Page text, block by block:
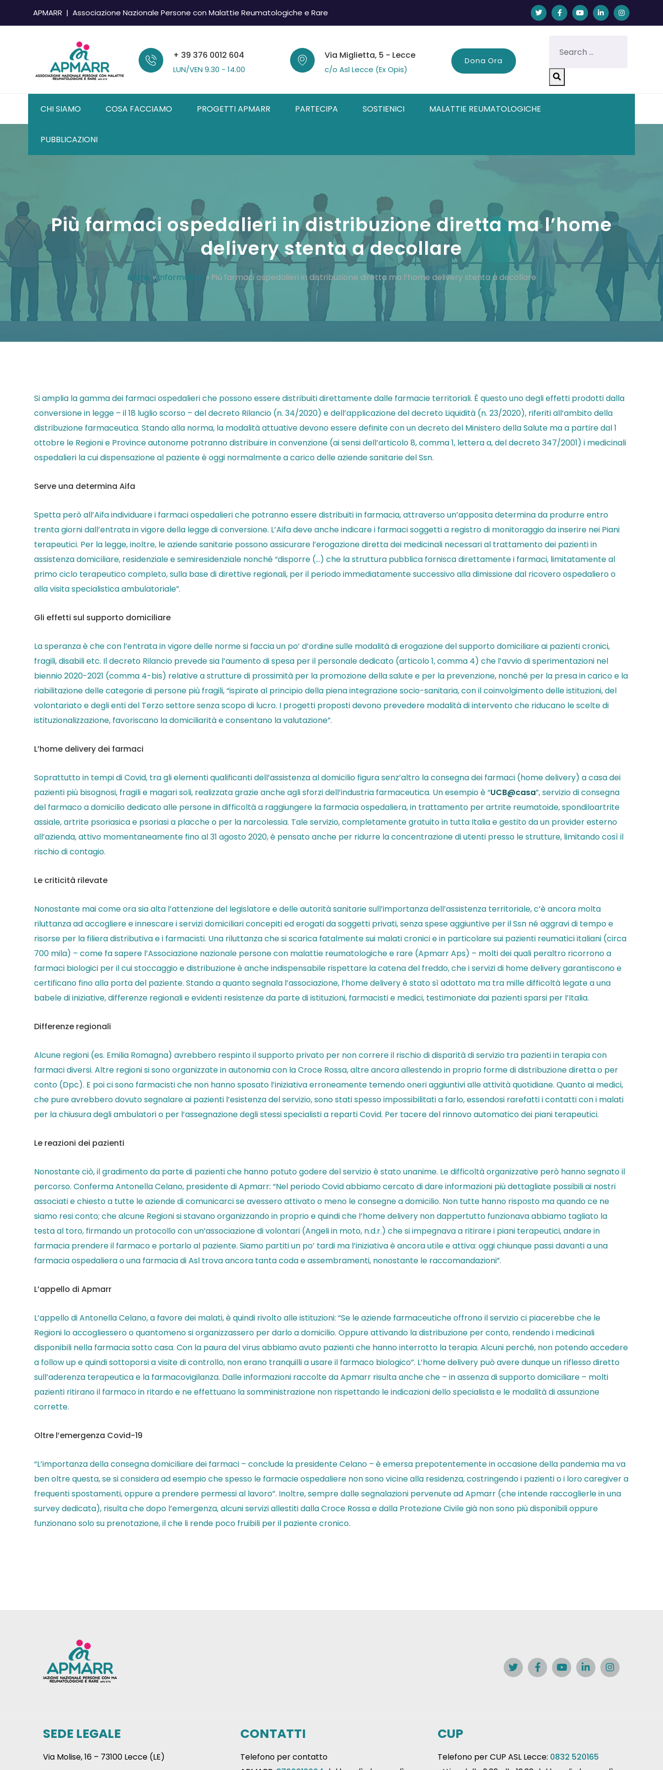
APMARR | Associazione Nazionale Persone con Malattie Reumatologiche e Rare
+ 39 376 0012 604
LUN/VEN9.30 - 14.00
Via Miglietta, 5 - Lecce
c/o Asl Lecce (Ex Opis)
Dona Ora
CHI SIAMO COSA FACCIAMO PROGETTI APMARR PARTECIPA SOSTIENICI MALATTIE REUMATOLOGICHE
PUBBLICAZIONI
Più farmaci ospedalieri in distribuzione diretta ma l’home
delivery stenta a decollare
Home »Information » Più farmaci ospedalieri in distribuzione diretta ma l’home delivery stenta a decollare
Si amplia la gamma dei farmaci ospedalieri che possono essere distribuiti direttamente dalle farmacie territoriali. È questo uno degli effetti prodotti dalla
conversione in legge – il 18 luglio scorso – del decreto Rilancio (n. 34/2020) e dell’applicazione del decreto Liquidità (n. 23/2020), riferiti all’ambito della
distribuzione farmaceutica. Stando alla norma, la modalità attuative devono essere definite con un decreto del Ministero della Salute ma a partire dal 1
ottobre le Regioni e Province autonome potranno distribuire in convenzione (ai sensi dell’articolo 8, comma 1, lettera a, del decreto 347/2001) i medicinali
ospedalieri la cui dispensazione al paziente è oggi normalmente a carico delle aziende sanitarie del Ssn.
Serve una determina Aifa
Spetta però all’Aifa individuare i farmaci ospedalieri che potranno essere distribuiti in farmacia, attraverso un’apposita determina da produrre entro
trenta giorni dall’entrata in vigore della legge di conversione. L’Aifa deve anche indicare i farmaci soggetti a registro di monitoraggio da inserire nei Piani
terapeutici. Per la legge, inoltre, le aziende sanitarie possono assicurare l’erogazione diretta dei medicinali necessari al trattamento dei pazienti in
assistenza domiciliare, residenziale e semiresidenziale nonché “disporre (…) che la struttura pubblica fornisca direttamente i farmaci, limitatamente al
primo ciclo terapeutico completo, sulla base di direttive regionali, per il periodo immediatamente successivo alla dimissione dal ricovero ospedaliero o
alla visita specialistica ambulatoriale”.
Gli effetti sul supporto domiciliare
La speranza è che con l’entrata in vigore delle norme si faccia un po’ d’ordine sulle modalità di erogazione del supporto domiciliare ai pazienti cronici,
fragili, disabili etc. Il decreto Rilancio prevede sia l’aumento di spesa per il personale dedicato (articolo 1, comma 4) che l’avvio di sperimentazioni nel
biennio 2020-2021 (comma 4-bis) relative a strutture di prossimità per la promozione della salute e per la prevenzione, nonché per la presa in carico e la
riabilitazione delle categorie di persone più fragili, “ispirate al principio della piena integrazione socio-sanitaria, con il coinvolgimento delle istituzioni, del
volontariato e degli enti del Terzo settore senza scopo di lucro. I progetti proposti devono prevedere modalità di intervento che riducano le scelte di
istituzionalizzazione, favoriscano la domiciliarità e consentano la valutazione”.
L’home delivery dei farmaci
Soprattutto in tempi di Covid, tra gli elementi qualificanti dell’assistenza al domicilio figura senz’altro la consegna dei farmaci (home delivery) a casa dei
pazienti più bisognosi, fragili e magari soli, realizzata grazie anche agli sforzi dell’industria farmaceutica. Un esempio è “UCB@casa”, servizio di consegna
del farmaco a domicilio dedicato alle persone in difficoltà a raggiungere la farmacia ospedaliera, in trattamento per artrite reumatoide, spondiloartrite
assiale, artrite psoriasica e psoriasi a placche o per la narcolessia. Tale servizio, completamente gratuito in tutta Italia e gestito da un provider esterno
all’azienda, attivo momentaneamente fino al 31 agosto 2020, è pensato anche per ridurre la concentrazione di utenti presso le strutture, limitando così il
rischio di contagio.
Le criticità rilevate
Nonostante mai come ora sia alta l’attenzione del legislatore e delle autorità sanitarie sull’importanza dell’assistenza territoriale, c’è ancora molta
riluttanza ad accogliere e innescare i servizi domiciliari concepiti ed erogati da soggetti privati, senza spese aggiuntive per il Ssn né aggravi di tempo e
risorse per la filiera distributiva e i farmacisti. Una riluttanza che si scarica fatalmente sui malati cronici e in particolare sui pazienti reumatici italiani (circa
700 mila) – come fa sapere l’Associazione nazionale persone con malattie reumatologiche e rare (Apmarr Aps) – molti dei quali peraltro ricorrono a
farmaci biologici per il cui stoccaggio e distribuzione è anche indispensabile rispettare la catena del freddo, che i servizi di home delivery garantiscono e
certificano fino alla porta del paziente. Stando a quanto segnala l’associazione, l’home delivery è stato sì adottato ma tra mille difficoltà legate a una
babele di iniziative, differenze regionali e evidenti resistenze da parte di istituzioni, farmacisti e medici, testimoniate dai pazienti sparsi per l’Italia.
Differenze regionali
Alcune regioni (es. Emilia Romagna) avrebbero respinto il supporto privato per non correre il rischio di disparità di servizio tra pazienti in terapia con
farmaci diversi. Altre regioni si sono organizzate in autonomia con la Croce Rossa, altre ancora allestendo in proprio forme di distribuzione diretta o per
conto (Dpc). E poi ci sono farmacisti che non hanno sposato l’iniziativa erroneamente temendo oneri aggiuntivi alle attività quotidiane. Quanto ai medici,
che pure avrebbero dovuto segnalare ai pazienti l’esistenza del servizio, sono stati spesso impossibilitati a farlo, essendosi rarefatti i contatti con i malati
per la chiusura degli ambulatori o per l’assegnazione degli stessi specialisti a reparti Covid. Per tacere del rinnovo automatico dei piani terapeutici.
Le reazioni dei pazienti
Nonostante ciò, il gradimento da parte di pazienti che hanno potuto godere del servizio è stato unanime. Le difficoltà organizzative però hanno segnato il
percorso. Conferma Antonella Celano, presidente di Apmarr: “Nel periodo Covid abbiamo cercato di dare informazioni più dettagliate possibili ai nostri
associati e chiesto a tutte le aziende di comunicarci se avessero attivato o meno le consegne a domicilio. Non tutte hanno risposto ma quando ce ne
siamo resi conto; che alcune Regioni si stavano organizzando in proprio e quindi che l’home delivery non dappertutto funzionava abbiamo tagliato la
testa al toro, firmando un protocollo con un’associazione di volontari (Angeli in moto, n.d.r.) che si impegnava a ritirare i piani terapeutici, andare in
farmacia prendere il farmaco e portarlo al paziente. Siamo partiti un po’ tardi ma l’iniziativa è ancora utile e attiva: oggi chiunque passi davanti a una
farmacia ospedaliera o una farmacia di Asl trova ancora tanta coda e assembramenti, nonostante le raccomandazioni”.
L’appello di Apmarr
L’appello di Antonella Celano, a favore dei malati, è quindi rivolto alle istituzioni: “Se le aziende farmaceutiche offrono il servizio ci piacerebbe che le
Regioni lo accogliessero o quantomeno si organizzassero per darlo a domicilio. Oppure attivando la distribuzione per conto, rendendo i medicinali
disponibili nella farmacia sotto casa. Con la paura del virus abbiamo avuto pazienti che hanno interrotto la terapia. Alcuni perché, non potendo accedere
a follow up e quindi sottoporsi a visite di controllo, non erano tranquilli a usare il farmaco biologico”. L’home delivery può avere dunque un riflesso diretto
sull’aderenza terapeutica e la farmacovigilanza. Dalle informazioni raccolte da Apmarr risulta anche che – in assenza di supporto domiciliare – molti
pazienti ritirano il farmaco in ritardo e ne effettuano la somministrazione non rispettando le indicazioni dello specialista e le modalità di assunzione
corrette.
Oltre l’emergenza Covid-19
“L’importanza della consegna domiciliare dei farmaci – conclude la presidente Celano – è emersa prepotentemente in occasione della pandemia ma va
ben oltre questa, se si considera ad esempio che spesso le farmacie ospedaliere non sono vicine alla residenza, costringendo i pazienti o i loro caregiver a
frequenti spostamenti, oppure a prendere permessi al lavoro”. Inoltre, sempre dalle segnalazioni pervenute ad Apmarr (che intende raccoglierle in una
survey dedicata), risulta che dopo l’emergenza, alcuni servizi allestiti dalla Croce Rossa e dalla Protezione Civile già non sono più disponibili oppure
funzionano solo su prenotazione, il che li rende poco fruibili per il paziente cronico.
SEDE LEGALE
Via Molise, 16 – 73100 Lecce (LE)
CONTATTI
Telefono per contatto
CUP
Telefono per CUP ASL Lecce: 0832 520165